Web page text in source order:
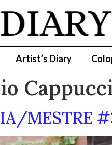
Artist’s Diary
MESTRE